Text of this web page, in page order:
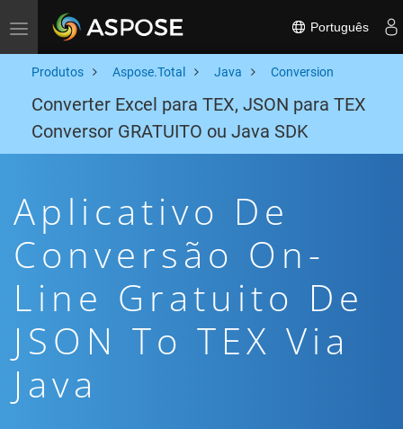
Toggle navigation Português
Produtos Aspose.Total Java Conversion
Converter Excel para TEX, JSON para TEX
Conversor GRATUITO ou Java SDK
Aplicativo De
Conversão On-
Line Gratuito De
JSON To TEX Via
Java